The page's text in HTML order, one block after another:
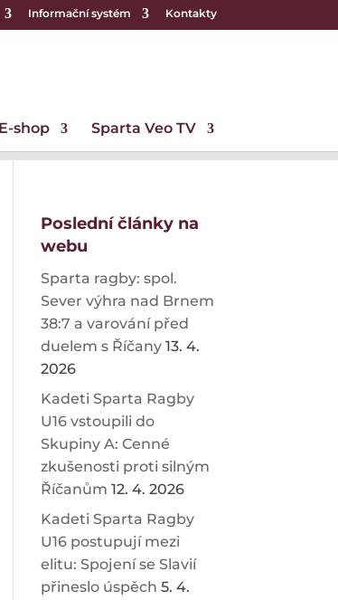
Informační systém Kontakty
E-shop Sparta Veo TV
Poslední články na
webu
Sparta ragby: spol.
Sever výhra nad Brnem
38:7 a varování před
duelem s Říčany 13. 4.
2026
Kadeti Sparta Ragby
U16 vstoupili do
Skupiny A: Cenné
zkušenosti proti silným
Říčanům 12. 4. 2026
Kadeti Sparta Ragby
U16 postupují mezi
elitu: Spojení se Slavií
přineslo úspěch 5. 4.